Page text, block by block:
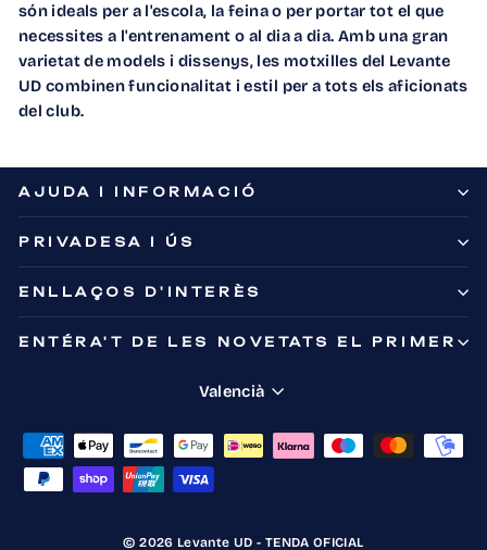
són ideals per a l'escola, la feina o per portar tot el que
necessites a l'entrenament o al dia a dia. Amb una gran
varietat de models i dissenys, les motxilles del Levante
UD combinen funcionalitat i estil per a tots els aficionats
del club.
AJUDA I INFORMACIÓ
PRIVADESA I ÚS
ENLLAÇOS D'INTERÈS
ENTÉRA'T DE LES NOVETATS EL PRIMER
Idioma
Valencià
© 2026 Levante UD - TENDA OFICIAL